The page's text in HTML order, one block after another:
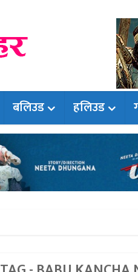
बलिउड हलिउड